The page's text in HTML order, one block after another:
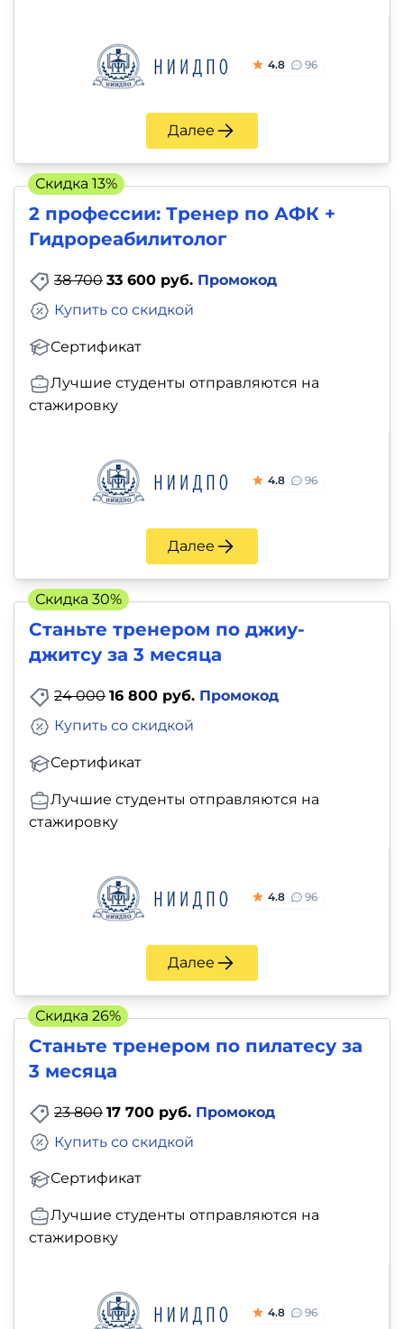
4.8 96
Далее
2 профессии: Тренер по АФК +
Гидрореабилитолог
38 700 33 600 руб. Промокод
Сертификат
Купить со скидкой
Лучшие студенты отправляются на
стажировку
4.8 96
Далее
Скидка 13%
Станьте тренером по джиу-
джитсу за 3 месяца
24 000 16 800 руб. Промокод
Сертификат
Купить со скидкой
Лучшие студенты отправляются на
стажировку
4.8 96
Далее
Скидка 30%
Станьте тренером по пилатесу за
3 месяца
23 800 17 700 руб. Промокод
Сертификат
Купить со скидкой
Лучшие студенты отправляются на
стажировку
4.8 96
Скидка 26%